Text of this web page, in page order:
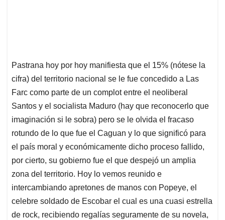
Pastrana hoy por hoy manifiesta que el 15% (nótese la
cifra) del territorio nacional se le fue concedido a Las
Farc como parte de un complot entre el neoliberal
Santos y el socialista Maduro (hay que reconocerlo que
imaginación si le sobra) pero se le olvida el fracaso
rotundo de lo que fue el Caguan y lo que significó para
el país moral y económicamente dicho proceso fallido,
por cierto, su gobierno fue el que despejó un amplia
zona del territorio. Hoy lo vemos reunido e
intercambiando apretones de manos con Popeye, el
celebre soldado de Escobar el cual es una cuasi estrella
de rock, recibiendo regalías seguramente de su novela,